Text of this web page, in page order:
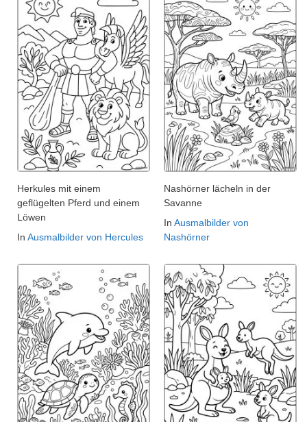
Herkules mit einem
geflügelten Pferd und einem
Löwen
In Ausmalbilder von Hercules
Nashörner lächeln in der
Savanne
In Ausmalbilder von
Nashörner